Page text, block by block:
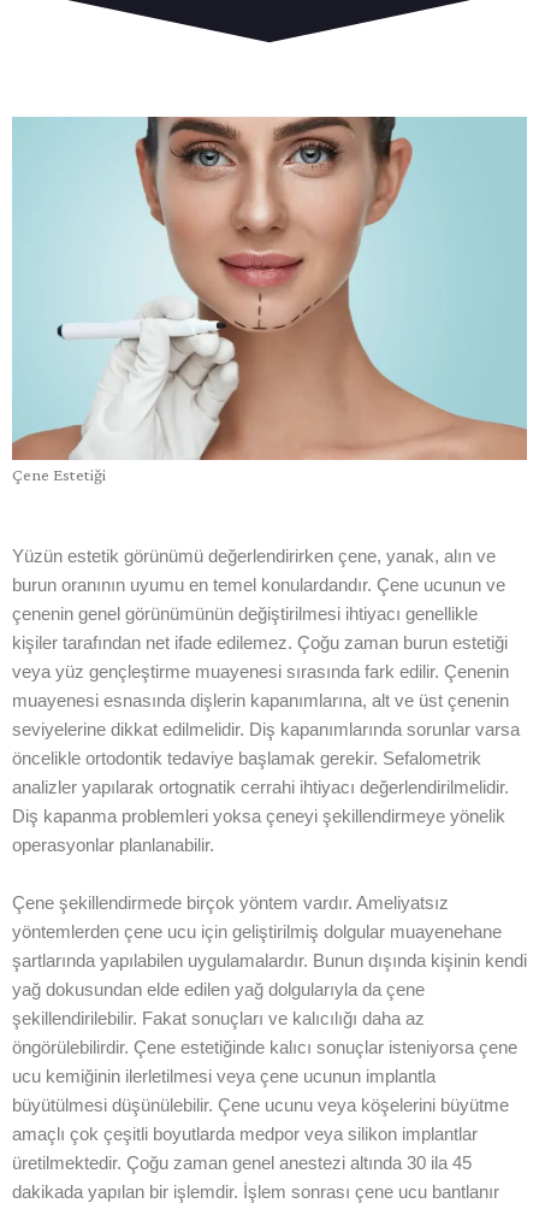
Çene Estetiği
Yüzün estetik görünümü değerlendirirken çene, yanak, alın ve
burun oranının uyumu en temel konulardandır. Çene ucunun ve
çenenin genel görünümünün değiştirilmesi ihtiyacı genellikle
kişiler tarafından net ifade edilemez. Çoğu zaman burun estetiği
veya yüz gençleştirme muayenesi sırasında fark edilir. Çenenin
muayenesi esnasında dişlerin kapanımlarına, alt ve üst çenenin
seviyelerine dikkat edilmelidir. Diş kapanımlarında sorunlar varsa
öncelikle ortodontik tedaviye başlamak gerekir. Sefalometrik
analizler yapılarak ortognatik cerrahi ihtiyacı değerlendirilmelidir.
Diş kapanma problemleri yoksa çeneyi şekillendirmeye yönelik
operasyonlar planlanabilir.
Çene şekillendirmede birçok yöntem vardır. Ameliyatsız
yöntemlerden çene ucu için geliştirilmiş dolgular muayenehane
şartlarında yapılabilen uygulamalardır. Bunun dışında kişinin kendi
yağ dokusundan elde edilen yağ dolgularıyla da çene
şekillendirilebilir. Fakat sonuçları ve kalıcılığı daha az
öngörülebilirdir. Çene estetiğinde kalıcı sonuçlar isteniyorsa çene
ucu kemiğinin ilerletilmesi veya çene ucunun implantla
büyütülmesi düşünülebilir. Çene ucunu veya köşelerini büyütme
amaçlı çok çeşitli boyutlarda medpor veya silikon implantlar
üretilmektedir. Çoğu zaman genel anestezi altında 30 ila 45
dakikada yapılan bir işlemdir. İşlem sonrası çene ucu bantlanır